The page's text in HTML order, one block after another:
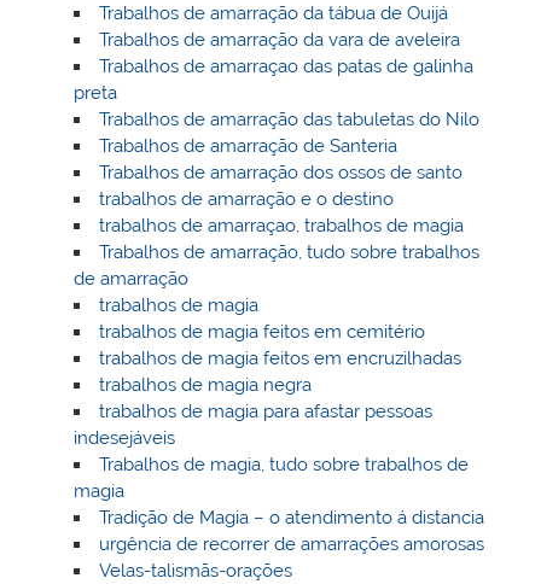
Trabalhos de amarração da tábua de Ouijá
Trabalhos de amarração da vara de aveleira
Trabalhos de amarraçao das patas de galinha
preta
Trabalhos de amarração das tabuletas do Nilo
Trabalhos de amarração de Santeria
Trabalhos de amarração dos ossos de santo
trabalhos de amarração e o destino
trabalhos de amarraçao, trabalhos de magia
Trabalhos de amarração, tudo sobre trabalhos
de amarração
trabalhos de magia
trabalhos de magia feitos em cemitério
trabalhos de magia feitos em encruzilhadas
trabalhos de magia negra
trabalhos de magia para afastar pessoas
indesejáveis
Trabalhos de magia, tudo sobre trabalhos de
magia
Tradição de Magia – o atendimento á distancia
urgência de recorrer de amarrações amorosas
Velas-talismãs-orações